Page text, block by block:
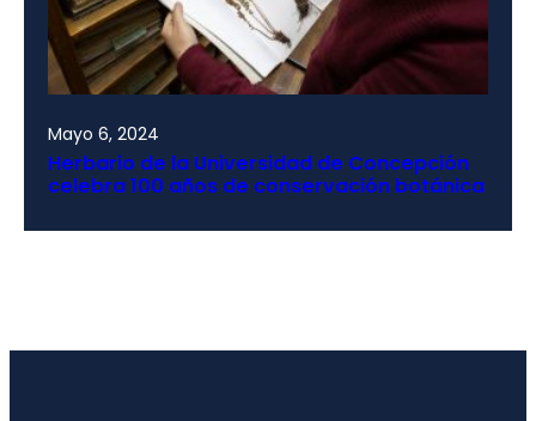
Mayo 6, 2024
Herbario de la Universidad de Concepción
celebra 100 años de conservación botánica